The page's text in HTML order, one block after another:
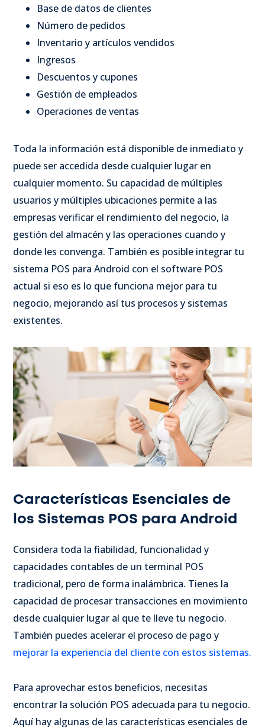
Base de datos de clientes
Número de pedidos
Inventario y artículos vendidos
Ingresos
Descuentos y cupones
Gestión de empleados
Operaciones de ventas
Toda la información está disponible de inmediato y
puede ser accedida desde cualquier lugar en
cualquier momento. Su capacidad de múltiples
usuarios y múltiples ubicaciones permite a las
empresas verificar el rendimiento del negocio, la
gestión del almacén y las operaciones cuando y
donde les convenga. También es posible integrar tu
sistema POS para Android con el software POS
actual si eso es lo que funciona mejor para tu
negocio, mejorando así tus procesos y sistemas
existentes.
Características Esenciales de
los Sistemas POS para Android
Considera toda la fiabilidad, funcionalidad y
capacidades contables de un terminal POS
tradicional, pero de forma inalámbrica. Tienes la
capacidad de procesar transacciones en movimiento
desde cualquier lugar al que te lleve tu negocio.
También puedes acelerar el proceso de pago y
mejorar la experiencia del cliente con estos sistemas.
Para aprovechar estos beneficios, necesitas
encontrar la solución POS adecuada para tu negocio.
Aquí hay algunas de las características esenciales de